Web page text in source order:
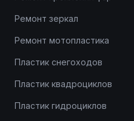
Ремонт зеркал
Ремонт мотопластика
Пластик снегоходов
Пластик квадроциклов
Пластик гидроциклов